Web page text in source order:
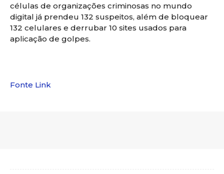
células de organizações criminosas no mundo
digital já prendeu 132 suspeitos, além de bloquear
132 celulares e derrubar 10 sites usados para
aplicação de golpes.
Fonte Link